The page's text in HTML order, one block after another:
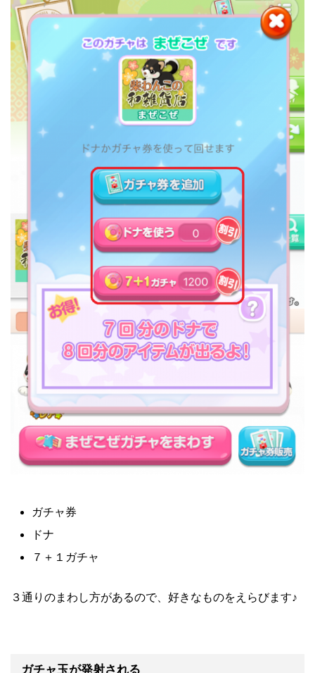
ガチャ券
ドナ
７＋１ガチャ
３通りのまわし方があるので、好きなものをえらびます♪
ガチャ玉が発射される